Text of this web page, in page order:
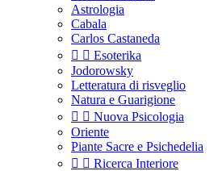
Astrologia
Cabala
Carlos Castaneda
  Esoterika
Jodorowsky
Letteratura di risveglio
Natura e Guarigione
  Nuova Psicologia
Oriente
Piante Sacre e Psichedelia
  Ricerca Interiore